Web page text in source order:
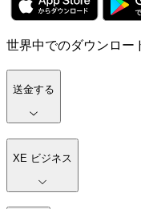
世界中でのダウンロー
送金する
XE ビジネス